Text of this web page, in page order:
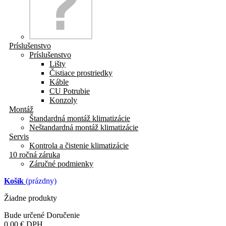
Príslušenstvo
Príslušenstvo
Lišty
Čistiace prostriedky
Káble
CU Potrubie
Konzoly
Montáž
Štandardná montáž klimatizácie
Neštandardná montáž klimatizácie
Servis
Kontrola a čistenie klimatizácie
10 ročná záruka
Záručné podmienky
Košík (prázdny)
Žiadne produkty
Bude určené Doručenie
0,00 € DPH